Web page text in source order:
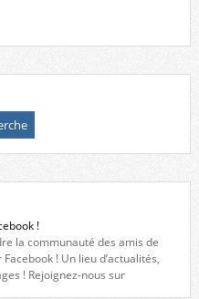
!
la communauté des amis de
! Un lieu d’actualités,
! Rejoignez-nous sur